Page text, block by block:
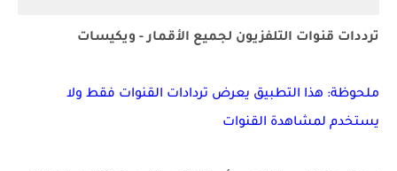
ترددات قنوات التلفزيون لجميع الأقمار - ويكيسات
ملحوظة: هذا التطبيق يعرض تردادات القنوات فقط ولا
يستخدم لمشاهدة القنوات